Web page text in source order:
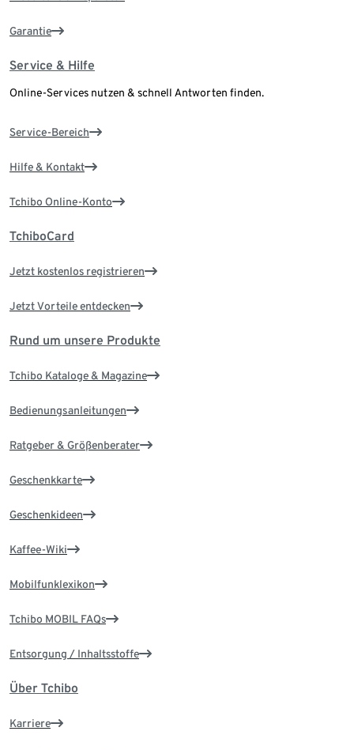
Garantie
Service & Hilfe
Online-Services nutzen & schnell Antworten finden.
Service-Bereich
Hilfe & Kontakt
Tchibo Online-Konto
TchiboCard
Jetzt kostenlos registrieren
Jetzt Vorteile entdecken
Rund um unsere Produkte
Tchibo Kataloge & Magazine
Bedienungsanleitungen
Ratgeber & Größenberater
Geschenkkarte
Geschenkideen
Kaffee-Wiki
Mobilfunklexikon
Tchibo MOBIL FAQs
Entsorgung / Inhaltsstoffe
Über Tchibo
Karriere